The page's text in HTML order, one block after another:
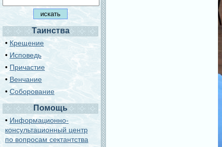
Таинства
• Крещение
• Исповедь
• Причастие
• Венчание
• Соборование
Помощь
• Информационно-
консультационный центр
по вопросам сектантства